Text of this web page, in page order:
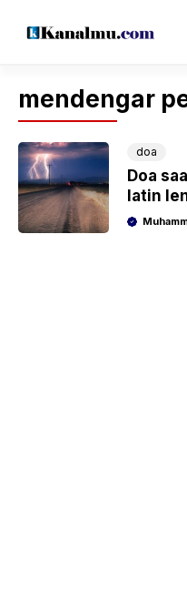
mendengar
doa
Doa
latin